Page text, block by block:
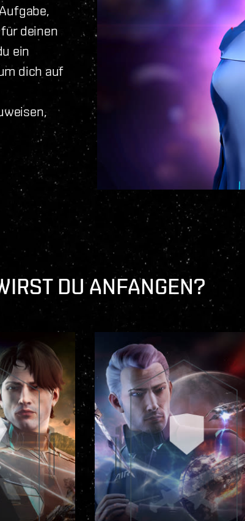
deinen
ein
dich auf
DU ANFANGEN?